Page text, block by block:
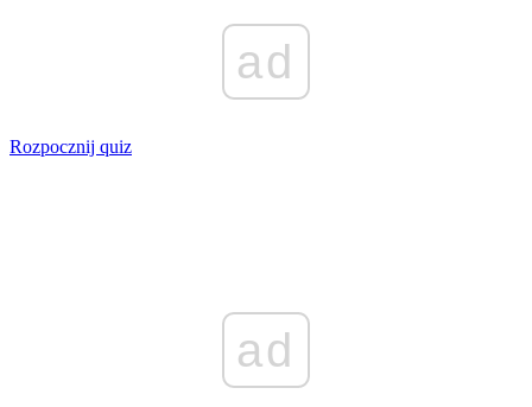
ad
Rozpocznij quiz
ad